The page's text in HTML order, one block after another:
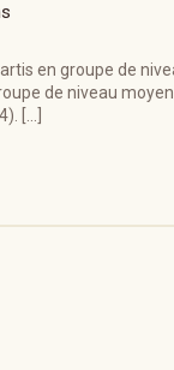
en groupe de
de niveau
[…]